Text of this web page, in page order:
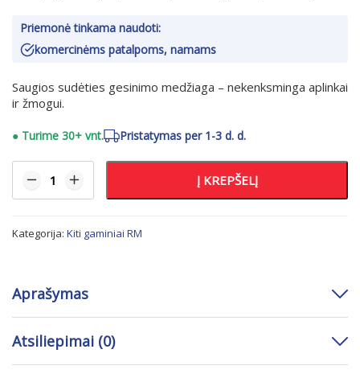
Priemonė tinkama naudoti:
komercinėms patalpoms, namams
Saugios sudėties gesinimo medžiaga – nekenksminga aplinkai
ir žmogui.
● Turime 30+ vnt. Pristatymas per 1-3 d. d.
Į KREPŠELĮ
Kategorija: Kiti gaminiai RM
Aprašymas
Atsiliepimai (0)